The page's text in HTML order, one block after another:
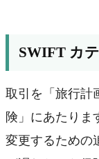
SWIFT カ
取引を「旅行計
険」にあたりま
変更するための